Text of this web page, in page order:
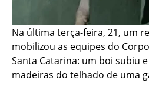
Na última terça-feira, 21, um
mobilizou as equipes do
Santa Catarina: um boi subiu
madeiras do telhado de uma